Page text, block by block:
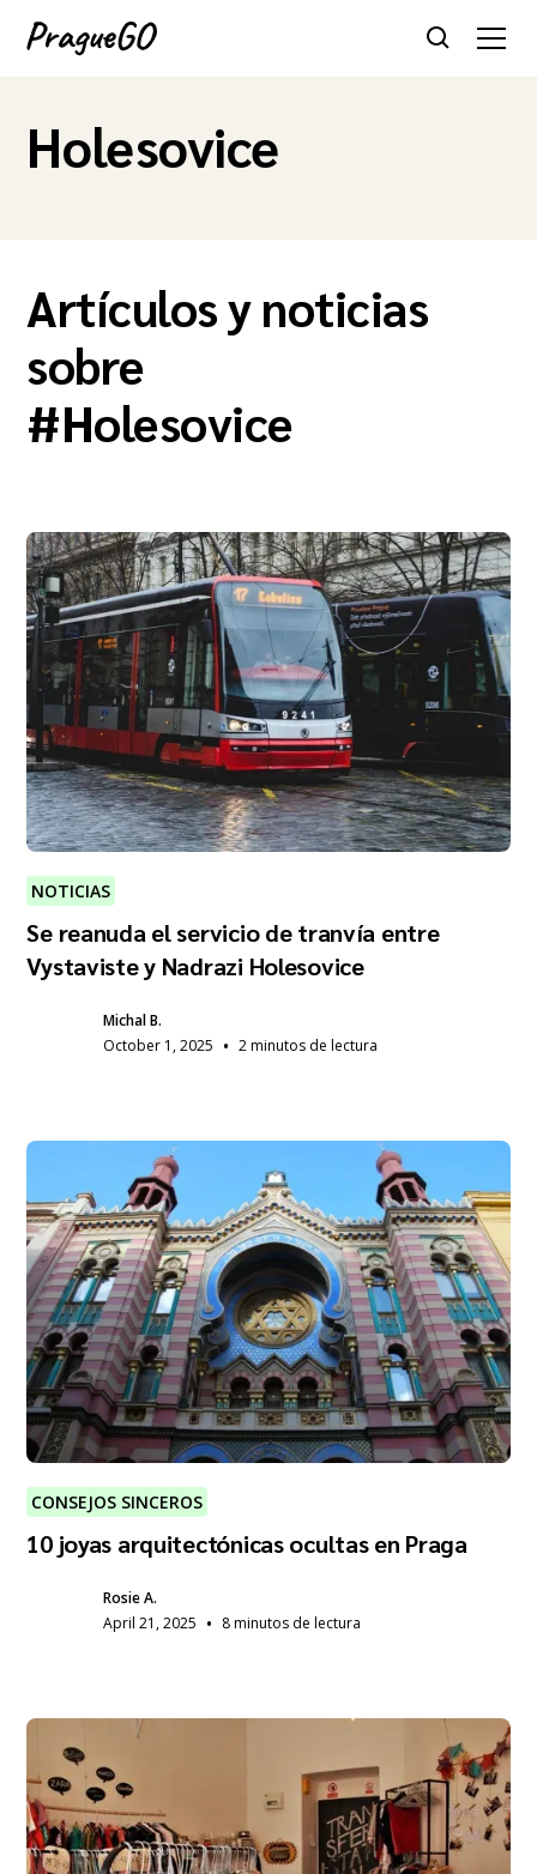
Holesovice
Artículos y noticias
sobre
#Holesovice
NOTICIAS
Se reanuda el servicio de tranvía entre
Vystaviste y Nadrazi Holesovice
Michal B.
October 1, 2025 • 2 minutos de lectura
CONSEJOS SINCEROS
10 joyas arquitectónicas ocultas en Praga
Rosie A.
April 21, 2025 • 8 minutos de lectura